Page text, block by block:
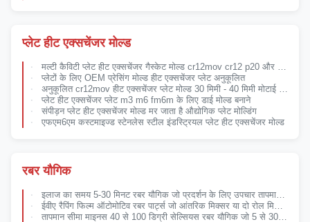
प्लेट हीट एक्सचेंजर मोल्ड
मल्टी कैविटी प्लेट हीट एक्सचेंजर गैस्केट मोल्ड cr12mov cr12 p20 और मिश्र धातु इस्पात विकल्प
प्लेटों के लिए OEM प्रेसिंग मोल्ड हीट एक्सचेंजर प्लेट अनुकूलित
अनुकूलित cr12mov हीट एक्सचेंजर प्लेट मोल्ड 30 मिमी - 40 मिमी मोटाई Phe मोल्ड
प्लेट हीट एक्सचेंजर प्लेट m3 m6 fm6m के लिए डाई मोल्ड बनाने
संपीड़न प्लेट हीट एक्सचेंजर मोल्ड मर जाता है औद्योगिक प्लेट मोल्डिंग
एफएम6एम कस्टमाइज्ड स्टेनलेस स्टील इंडस्ट्रियल प्लेट हीट एक्सचेंजर मोल्ड
रबर यौगिक
इलाज का समय 5-30 मिनट रबर यौगिक जो प्रदर्शन के लिए उपचार तापमान 140-180 डिग्री सेल्सियस और 200-700% तक तोड़ने के लिए विस्तार प्रदान करते हैं
ईवीए रैपिंग फिल्म ऑटोमोटिव रबर पार्ट्स जो आंतरिक मिक्सर या दो रोल मिल का उपयोग करके बनाई गई हैं जो लंबे समय तक चलने वाली कार्यक्षमता सुनिश्चित करती हैं
तापमान सीमा माइनस 40 से 100 डिग्री सेल्सियस रबर यौगिक जो 5 से 30 मिनट तक उपचार समय प्रदान करते हैं प्रसंस्करण के लिए डिज़ाइन किए गए